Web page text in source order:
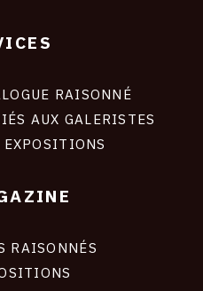
RAISONNÉ
AUX GALERISTES
RAISONNÉS